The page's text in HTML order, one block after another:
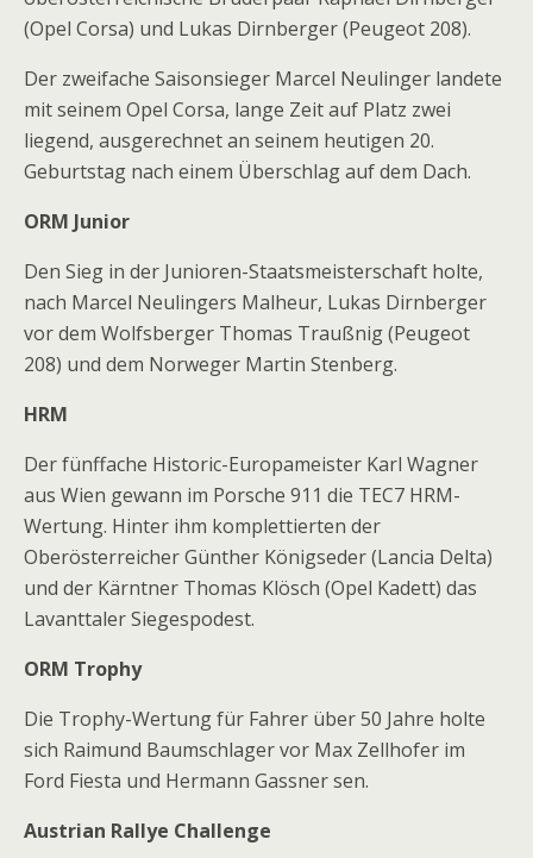
(Opel Corsa) und Lukas Dirnberger (Peugeot 208).
Der zweifache Saisonsieger Marcel Neulinger landete
mit seinem Opel Corsa, lange Zeit auf Platz zwei
liegend, ausgerechnet an seinem heutigen 20.
Geburtstag nach einem Überschlag auf dem Dach.
ORM Junior
Den Sieg in der Junioren-Staatsmeisterschaft holte,
nach Marcel Neulingers Malheur, Lukas Dirnberger
vor dem Wolfsberger Thomas Traußnig (Peugeot
208) und dem Norweger Martin Stenberg.
HRM
Der fünffache Historic-Europameister Karl Wagner
aus Wien gewann im Porsche 911 die TEC7 HRM-
Wertung. Hinter ihm komplettierten der
Oberösterreicher Günther Königseder (Lancia Delta)
und der Kärntner Thomas Klösch (Opel Kadett) das
Lavanttaler Siegespodest.
ORM Trophy
Die Trophy-Wertung für Fahrer über 50 Jahre holte
sich Raimund Baumschlager vor Max Zellhofer im
Ford Fiesta und Hermann Gassner sen.
Austrian Rallye Challenge